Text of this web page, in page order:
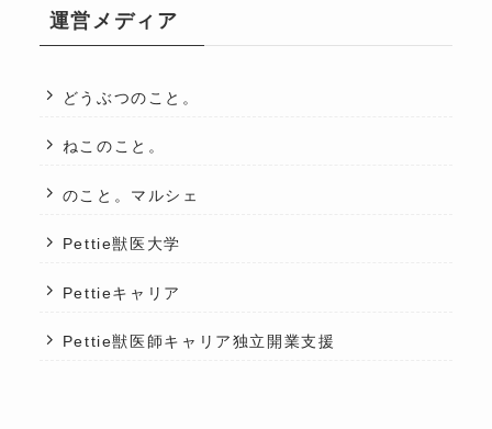
運営メディア
どうぶつのこと。
ねこのこと。
のこと。マルシェ
Pettie獣医大学
Pettieキャリア
Pettie獣医師キャリア独立開業支援